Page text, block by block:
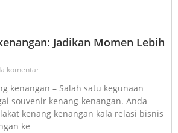
Jadikan Momen Lebih
komentar
kenangan – Salah satu kegunaan
souvenir kenang-kenangan. Anda
kenang kenangan kala relasi bisnis
ke